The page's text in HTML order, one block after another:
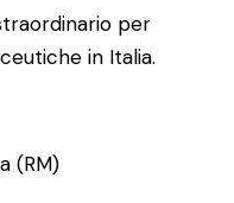
per
in Italia.
(RM)